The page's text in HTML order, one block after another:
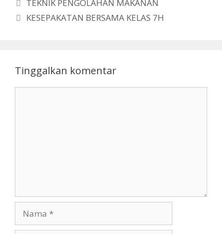
TEKNIK PENGOLAHAN MAKANAN
KESEPAKATAN BERSAMA KELAS 7H
Tinggalkan komentar